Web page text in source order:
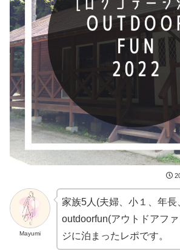
Mayumi
家族5人(夫婦、小１、年長
outdoorfun(アウトドアフ
ジに泊まったレポです。